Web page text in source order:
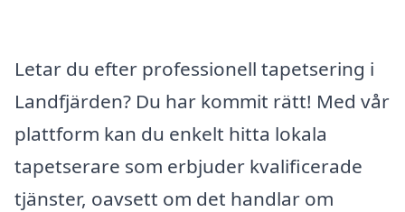
Letar du efter professionell tapetsering i
Landfjärden? Du har kommit rätt! Med vår
plattform kan du enkelt hitta lokala
tapetserare som erbjuder kvalificerade
tjänster, oavsett om det handlar om